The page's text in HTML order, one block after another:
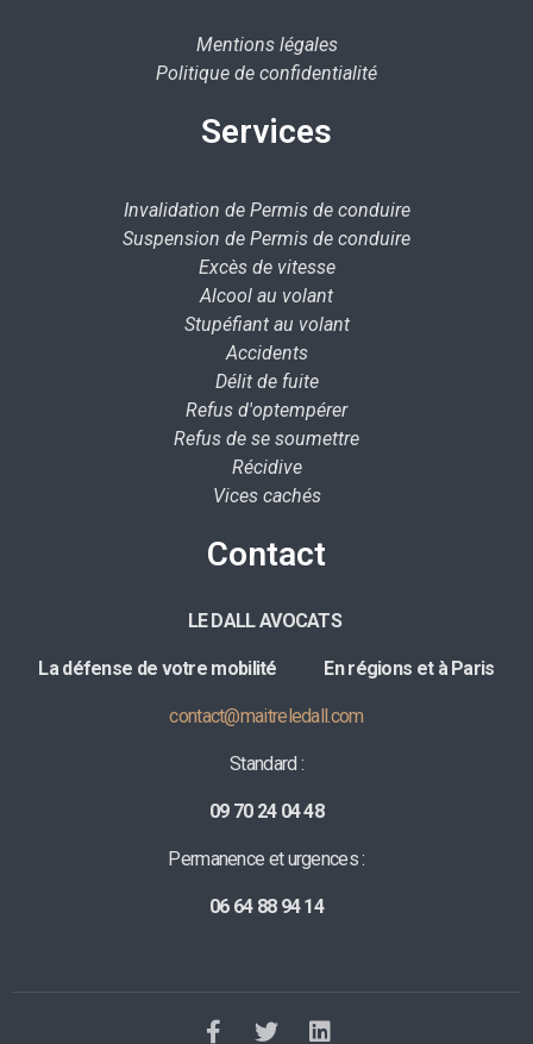
Mentions légales
Politique de confidentialité
Services
Invalidation de Permis de conduire
Suspension de Permis de conduire
Excès de vitesse
Alcool au volant
Stupéfiant au volant
Accidents
Délit de fuite
Refus d'optempérer
Refus de se soumettre
Récidive
Vices cachés
Contact
LE DALL AVOCATS
La défense de votre mobilité En régions et à Paris
contact@maitreledall.com
Standard :
09 70 24 04 48
Permanence et urgences :
06 64 88 94 14